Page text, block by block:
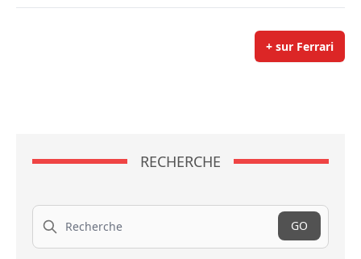
+ sur Ferrari
RECHERCHE
Recherche
GO